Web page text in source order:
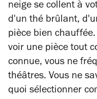
neige se collent à
d'un thé brûlant,
pièce bien
voir une pièce tout
connue, vous ne
théâtres. Vous ne
quoi sélectionner